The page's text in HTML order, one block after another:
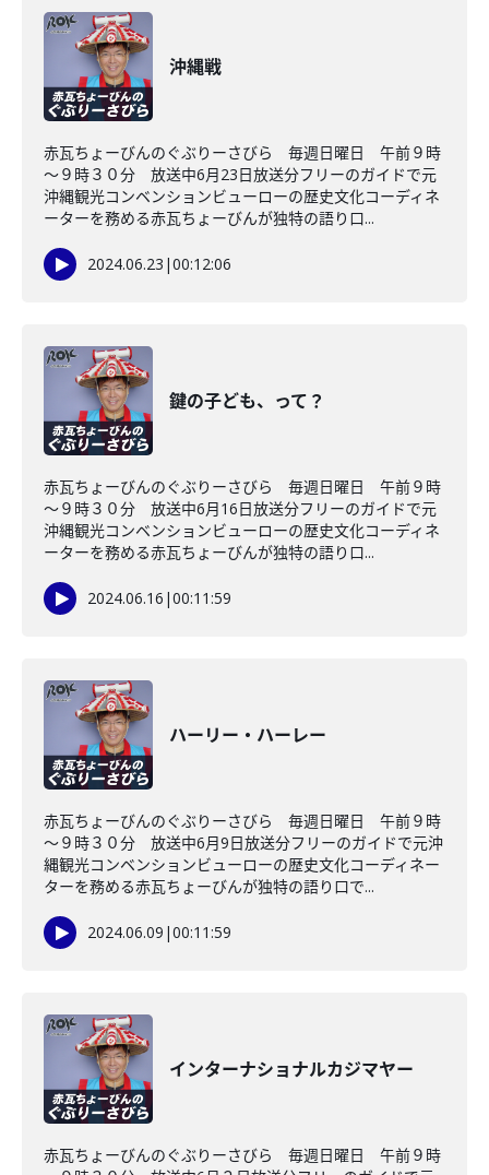
沖縄戦
赤瓦ちょーびんのぐぶりーさびら 毎週日曜日 午前９時
～９時３０分 放送中6月23日放送分フリーのガイドで元
沖縄観光コンベンションビューローの歴史文化コーディネ
ーターを務める赤瓦ちょーびんが独特の語り口...
2024.06.23 |00:12:06
鍵の子ども、って？
赤瓦ちょーびんのぐぶりーさびら 毎週日曜日 午前９時
～９時３０分 放送中6月16日放送分フリーのガイドで元
沖縄観光コンベンションビューローの歴史文化コーディネ
ーターを務める赤瓦ちょーびんが独特の語り口...
2024.06.16 |00:11:59
ハーリー・ハーレー
赤瓦ちょーびんのぐぶりーさびら 毎週日曜日 午前９時
～９時３０分 放送中6月9日放送分フリーのガイドで元沖
縄観光コンベンションビューローの歴史文化コーディネー
ターを務める赤瓦ちょーびんが独特の語り口で...
2024.06.09 |00:11:59
インターナショナルカジマヤー
赤瓦ちょーびんのぐぶりーさびら 毎週日曜日 午前９時